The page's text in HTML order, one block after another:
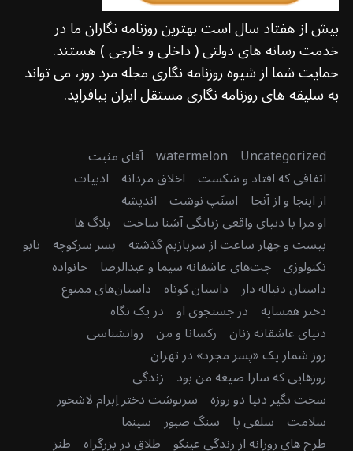
بیش از هفتاد سال است بهترین روزنامه نگاران ما در
خدمت رسانه های دولتی ( داخلی و خارجی ) هستند.
حمایت شما از شیوه روزنامه نگاری مجله مرد روز، می تواند
به سلیقه های روزنامه نگاری مستقل ایران بیافزاید.
Uncategorized
watermelon آقای مثبت
اتفاقی که افتاد و شکست اخلاق مردانه ادبیات
از اینجا و از آنجا اسنَپ نوشت اندیشه
او مرا با دنیای واقعی زنانگی آشنا ساخت بلاگ ها
بیست و چهار ساعت از سربازیم گذشته پسر سرکوچه تابو
تکنولوژی چت‌های عاشقانه سیما و عبدالرضا خانواده
داستان دنباله دار داستان کوتاه داستان‌های ممنوع
دختر همسایه در جستجوی او در یک نگاه
دنیای عاشقانه زنان رکسانا و من روانشناسی
روز شمار یک «پسر مجرد» در تهران
روزهایی که سارا صیغه من بود زندگی
سخت نگیر دنیا دو روزه سرنوشت دختر اِبرام لاشخور
سلامت سلفی پا سنگ صبور سینما
طرح های روزانه از زندگی عینکو طلاق در بزرگراه طنز